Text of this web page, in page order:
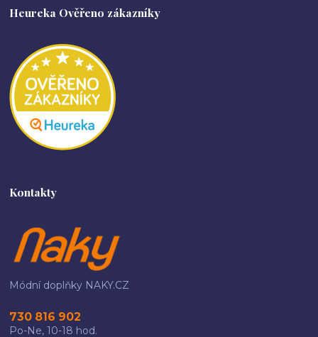
Heureka Ověřeno zákazníky
Kontakty
Módní doplňky NAKY.CZ
730 816 902
Po-Ne, 10-18 hod.